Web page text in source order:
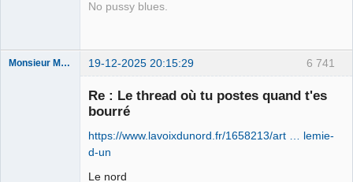
No pussy blues.
6 741
Monsieur Maurice 19-12-2025 20:15:29
Re : Le thread où tu postes quand t'es
bourré
https://www.lavoixdunord.fr/1658213/art … lemie-
d-un
Le nord